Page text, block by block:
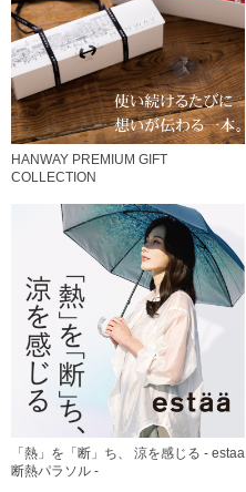
HANWAY PREMIUM GIFT
COLLECTION
「熱」を「断」ち、 涼を感じる - estaa
断熱パラソル -